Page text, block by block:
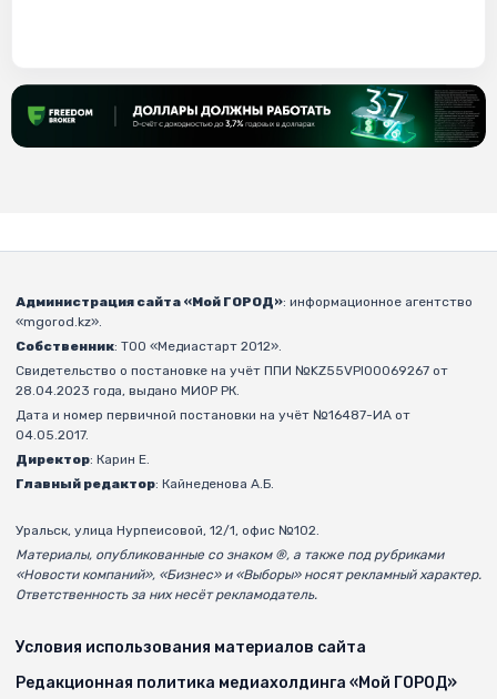
Администрация сайта «Мой ГОРОД»: информационное агентство
«mgorod.kz».
Собственник: ТОО «Медиастарт 2012».
Свидетельство о постановке на учёт ППИ №KZ55VPI00069267 от
28.04.2023 года, выдано МИОР РК.
Дата и номер первичной постановки на учёт №16487-ИА от
04.05.2017.
Директор: Карин Е.
Главный редактор: Кайнеденова А.Б.
Уральск, улица Нурпеисовой, 12/1, офис №102.
Материалы, опубликованные со знаком ®, а также под рубриками
«Новости компаний», «Бизнес» и «Выборы» носят рекламный характер.
Ответственность за них несёт рекламодатель.
Условия использования материалов сайта
Редакционная политика медиахолдинга «Мой ГОРОД»